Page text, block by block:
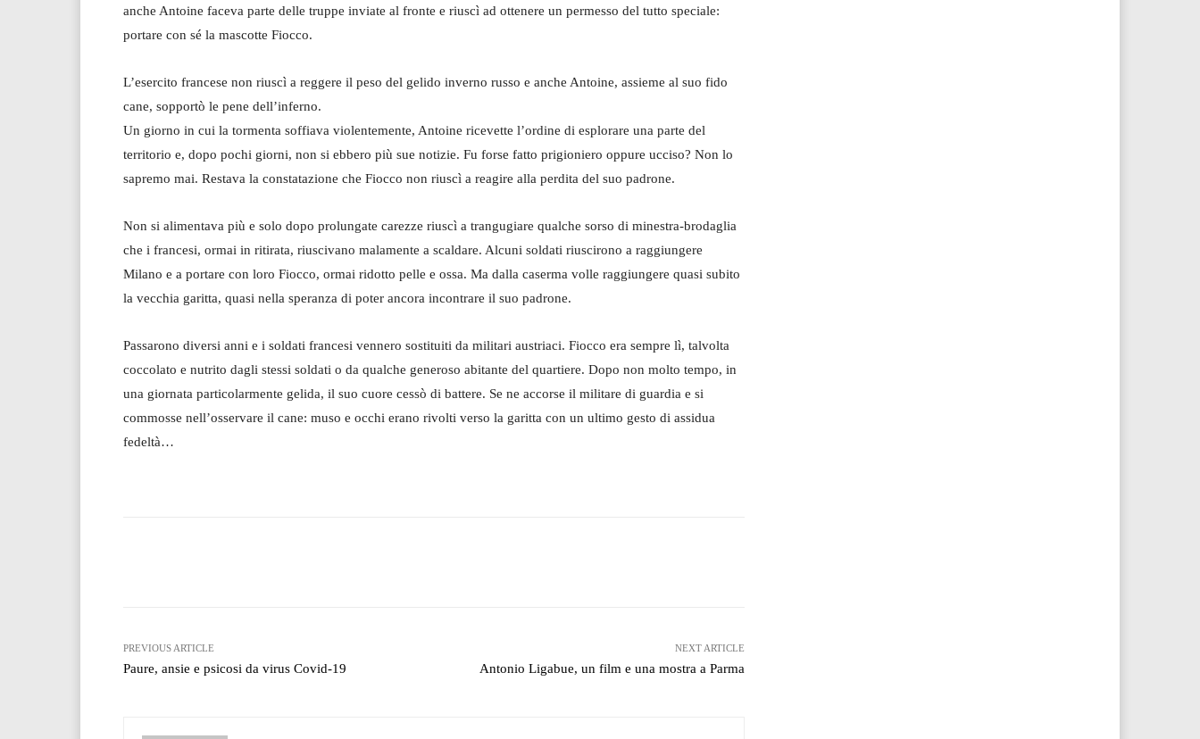
anche Antoine faceva parte delle truppe inviate al fronte e riuscì ad ottenere un permesso del tutto speciale:
portare con sé la mascotte Fiocco.
L’esercito francese non riuscì a reggere il peso del gelido inverno russo e anche Antoine, assieme al suo fido
cane, sopportò le pene dell’inferno.
Un giorno in cui la tormenta soffiava violentemente, Antoine ricevette l’ordine di esplorare una parte del
territorio e, dopo pochi giorni, non si ebbero più sue notizie. Fu forse fatto prigioniero oppure ucciso? Non lo
sapremo mai. Restava la constatazione che Fiocco non riuscì a reagire alla perdita del suo padrone.
Non si alimentava più e solo dopo prolungate carezze riuscì a trangugiare qualche sorso di minestra-brodaglia
che i francesi, ormai in ritirata, riuscivano malamente a scaldare. Alcuni soldati riuscirono a raggiungere
Milano e a portare con loro Fiocco, ormai ridotto pelle e ossa. Ma dalla caserma volle raggiungere quasi subito
la vecchia garitta, quasi nella speranza di poter ancora incontrare il suo padrone.
Passarono diversi anni e i soldati francesi vennero sostituiti da militari austriaci. Fiocco era sempre lì, talvolta
coccolato e nutrito dagli stessi soldati o da qualche generoso abitante del quartiere. Dopo non molto tempo, in
una giornata particolarmente gelida, il suo cuore cessò di battere. Se ne accorse il militare di guardia e si
commosse nell’osservare il cane: muso e occhi erano rivolti verso la garitta con un ultimo gesto di assidua
fedeltà…
PREVIOUS ARTICLE
Paure, ansie e psicosi da virus Covid-19
NEXT ARTICLE
Antonio Ligabue, un film e una mostra a Parma